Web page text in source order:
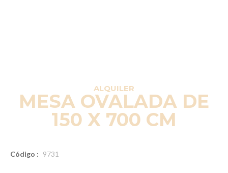
ALQUILER
MESA OVALADA DE
150 X 700 CM
Código : 9731